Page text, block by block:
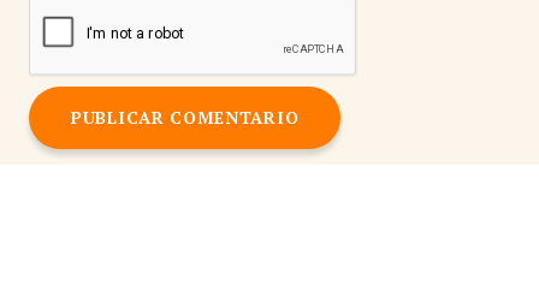
PUBLICAR COMENTARIO